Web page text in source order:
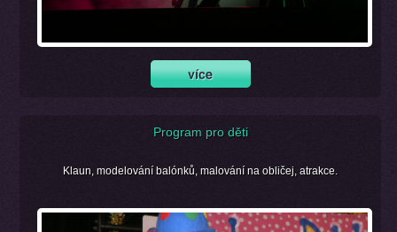
Program pro děti
Klaun, modelování balónků, malování na obličej, atrakce.